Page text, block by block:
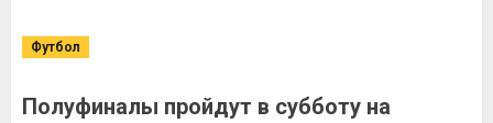
Футбол
Полуфиналы пройдут в субботу на